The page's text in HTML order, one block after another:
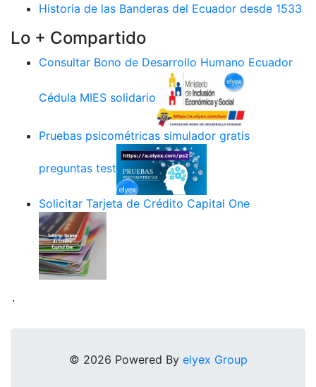
Historia de las Banderas del Ecuador desde 1533
Lo + Compartido
Consultar Bono de Desarrollo Humano Ecuador
Cédula MIES solidario
Pruebas psicométricas simulador gratis
preguntas test
Solicitar Tarjeta de Crédito Capital One
.
© 2026 Powered By elyex Group